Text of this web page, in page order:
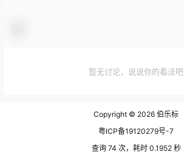
暂无讨论，说说你的看法吧
Copyright © 2026 伯乐标
粤ICP备19120279号-7
查询 74 次，耗时 0.1952 秒